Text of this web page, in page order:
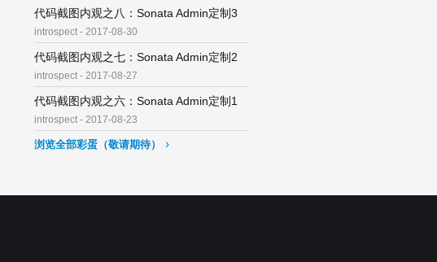
代码截图内观之八：Sonata Admin定制3
introspect - 2017-08-30
代码截图内观之七：Sonata Admin定制2
introspect - 2017-08-27
代码截图内观之六：Sonata Admin定制1
introspect - 2017-08-23
浏览全部彩蛋（敬请期待）